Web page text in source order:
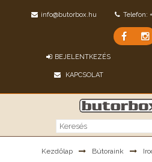
info@butorbox.hu Telefon:
BEJELENTKEZÉS
KAPCSOLAT
Kezdőlap Bútoraink